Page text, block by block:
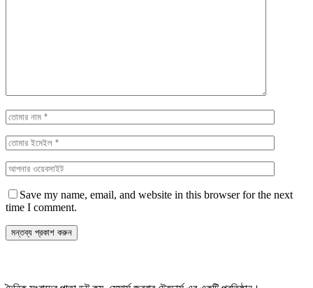
Save my name, email, and website in this browser for the next
time I comment.